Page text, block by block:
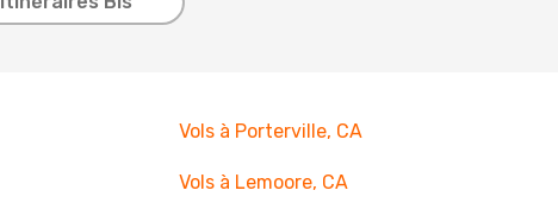
Vols à Porterville, CA
Vols à Lemoore, CA